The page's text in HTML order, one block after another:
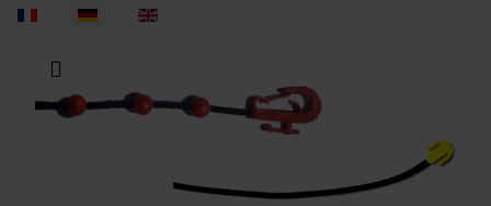
Sprache auswählen